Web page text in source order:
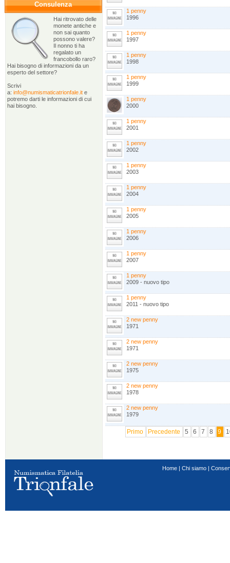
Consulenza
Hai ritrovato delle
monete antiche e
non sai quanto
possono valere?
Il nonno ti ha
regalato un
francobollo raro?
Hai bisogno di informazioni da un
esperto del settore?
Scrivi
a: info@numismaticatrionfale.it e
potremo darti le informazioni di cui
hai bisogno.
1 penny
1996
1 penny
1997
1 penny
1998
1 penny
1999
1 penny
2000
1 penny
2001
1 penny
2002
1 penny
2003
1 penny
2004
1 penny
2005
1 penny
2006
1 penny
2007
1 penny
2009 - nuovo tipo
1 penny
2011 - nuovo tipo
2 new penny
1971
2 new penny
1971
2 new penny
1975
2 new penny
1978
2 new penny
1979
Primo Precedente 5 6 7 8 9
Home | Chi siamo |